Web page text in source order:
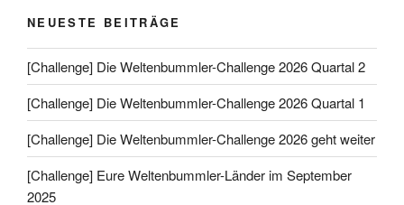
NEUESTE BEITRÄGE
[Challenge] Die Weltenbummler-Challenge 2026 Quartal 2
[Challenge] Die Weltenbummler-Challenge 2026 Quartal 1
[Challenge] Die Weltenbummler-Challenge 2026 geht weiter
[Challenge] Eure Weltenbummler-Länder im September
2025